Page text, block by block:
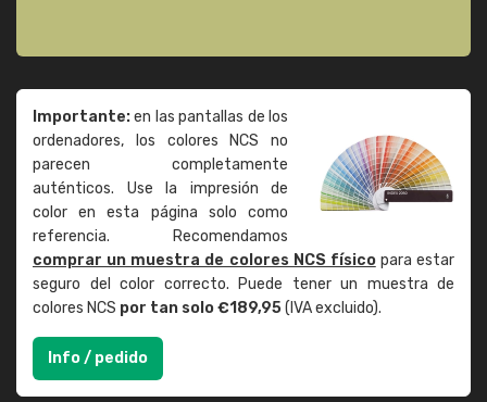
Importante:en las pantallas de los
ordenadores, los colores NCS no
parecen completamente
auténticos. Use la impresión de
color en esta página solo como
referencia. Recomendamos
comprar un muestra de colores NCS físicopara estar
seguro del color correcto. Puede tener un muestra de
colores NCS por tan solo €189,95(IVA excluido).
Info / pedido